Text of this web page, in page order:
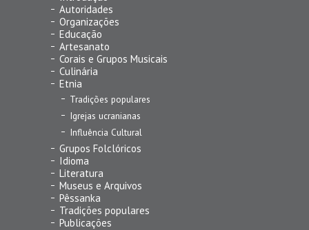
Autoridades
Organizações
Educação
Artesanato
Corais e Grupos Musicais
Culinária
Etnia
Tradições populares
Igrejas ucranianas
Influência Cultural
Grupos Folclóricos
Idioma
Literatura
Museus e Arquivos
Pêssanka
Tradições populares
Publicações